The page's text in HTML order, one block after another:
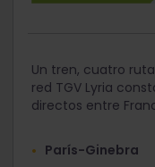
Un tren, cuatro
red TGV Lyria
directos entre
París-Ginebra